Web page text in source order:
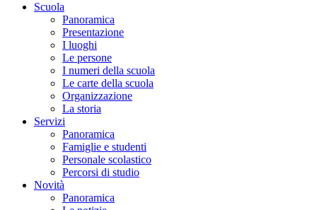
Scuola
Panoramica
Presentazione
I luoghi
Le persone
I numeri della scuola
Le carte della scuola
Organizzazione
La storia
Servizi
Panoramica
Famiglie e studenti
Personale scolastico
Percorsi di studio
Novità
Panoramica